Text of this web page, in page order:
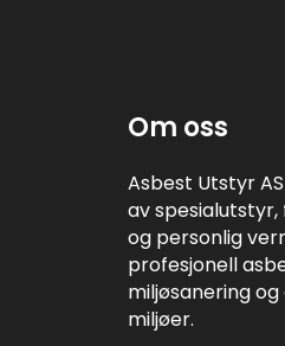
Om oss
Asbest Utstyr
av
og personlig
profesjonell
miljøsanering
miljøer.